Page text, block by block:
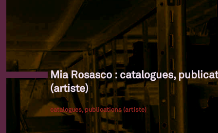
Mia Rosasco : catalogues,
(artiste)
catalogues, publications (artiste)